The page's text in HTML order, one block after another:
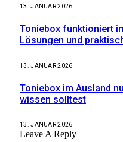
13. JANUAR 2026
Toniebox funktioniert
Lösungen und
13. JANUAR 2026
Toniebox im Ausland
wissen solltest
13. JANUAR 2026
Leave A Reply